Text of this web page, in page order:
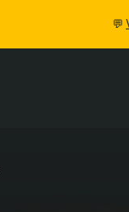
💬